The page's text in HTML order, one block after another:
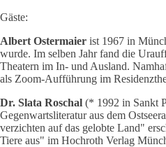
Gäste:
Albert Ostermaier ist 1967 in
wurde. Im selben Jahr fand die
Theatern im In- und Ausland.
als Zoom-Aufführung im
Dr. Slata Roschal (* 1992 in Sankt
Gegenwartsliteratur aus dem
verzichten auf das gelobte Land"
Tiere aus" im Hochroth Verlag